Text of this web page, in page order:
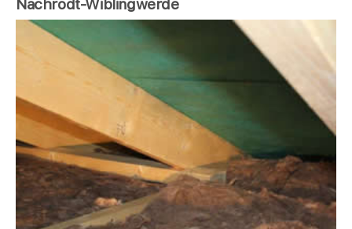
Nachrodt-Wiblingwerde